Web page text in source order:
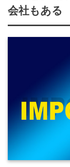
会社もある